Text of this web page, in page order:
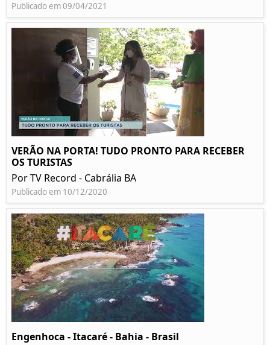
Publicado em 09/04/2021
VERÃO NA PORTA! TUDO PRONTO PARA RECEBER
OS TURISTAS
Por TV Record - Cabrália BA
Publicado em 10/12/2020
Engenhoca - Itacaré - Bahia - Brasil